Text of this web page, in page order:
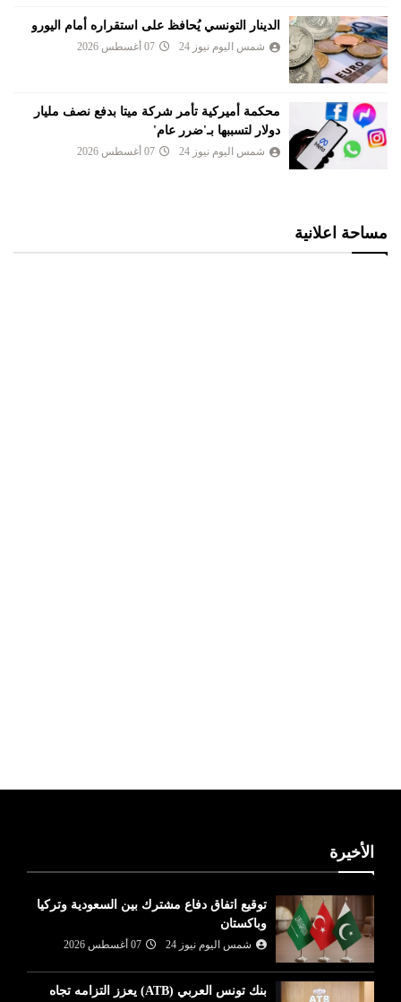
الدينار التونسي يُحافظ على استقراره أمام اليورو
شمس اليوم نيوز 24 07 أغسطس 2026
محكمة أميركية تأمر شركة ميتا بدفع نصف مليار
دولار لتسببها بـ'ضرر عام'
شمس اليوم نيوز 24 07 أغسطس 2026
مساحة اعلانية
الأخيرة
توقيع اتفاق دفاع مشترك بين السعودية وتركيا
وباكستان
شمس اليوم نيوز 24 07 أغسطس 2026
بنك تونس العربي (ATB) يعزز التزامه تجاه